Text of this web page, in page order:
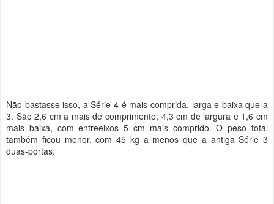
Não bastasse isso, a Série 4 é mais comprida, larga e baixa que a
3. São 2,6 cm a mais de comprimento; 4,3 cm de largura e 1,6 cm
mais baixa, com entreeixos 5 cm mais comprido. O peso total
também ficou menor, com 45 kg a menos que a antiga Série 3
duas-portas.